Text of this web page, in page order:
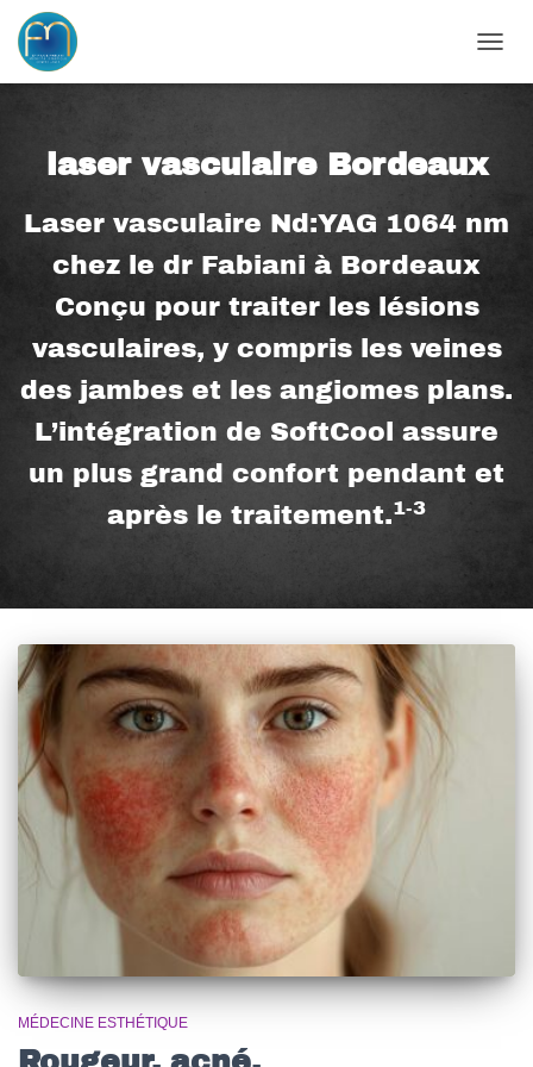
laser vasculaire Bordeaux
Laser vasculaire Nd:YAG 1064 nm
chez le dr Fabiani à Bordeaux
Conçu pour traiter les lésions
vasculaires, y compris les veines
des jambes et les angiomes plans.
L’intégration de SoftCool assure
un plus grand confort pendant et
après le traitement.1-3
MÉDECINE ESTHÉTIQUE